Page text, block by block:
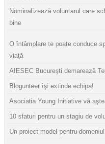
Nominalizează voluntarul care
bine
O întâmplare te poate conduce
viaţă
AIESEC Bucureşti demarează
Blogunteer îşi extinde echipa!
Asociatia Young Initiative vă
10 sfaturi pentru un stagiu de
Un proiect model pentru